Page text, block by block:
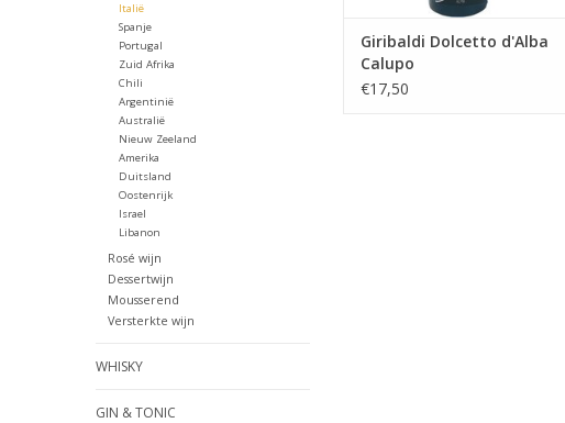
Italië
Spanje
Portugal
Zuid Afrika
Chili
Argentinië
Australië
Nieuw Zeeland
Amerika
Duitsland
Oostenrijk
Israel
Libanon
Rosé wijn
Dessertwijn
Mousserend
Versterkte wijn
WHISKY
GIN & TONIC
Giribaldi Dolcetto d'Alba
Calupo
€17,50